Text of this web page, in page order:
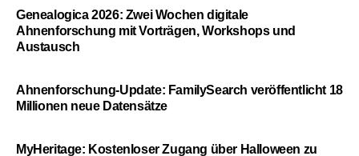
Genealogica 2026: Zwei Wochen digitale
Ahnenforschung mit Vorträgen, Workshops und
Austausch
Ahnenforschung-Update: FamilySearch veröffentlicht 18
Millionen neue Datensätze
MyHeritage: Kostenloser Zugang über Halloween zu